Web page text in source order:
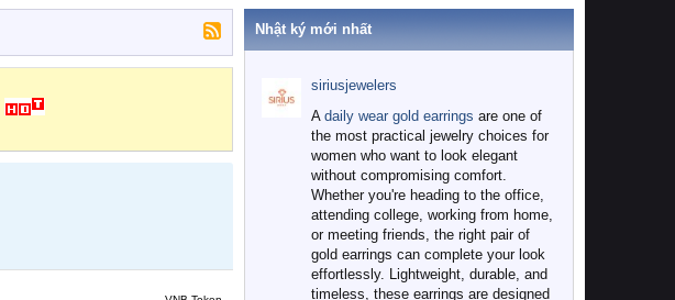
Nhật ký mới nhất
siriusjewelers
A daily wear gold earrings are one of
the most practical jewelry choices for
women who want to look elegant
without compromising comfort.
Whether you're heading to the office,
attending college, working from home,
or meeting friends, the right pair of
gold earrings can complete your look
effortlessly. Lightweight, durable, and
timeless, these earrings are designed